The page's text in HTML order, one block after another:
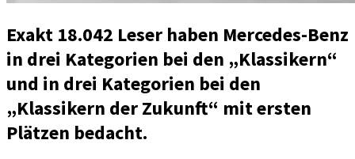
Exakt 18.042 Leser haben Mercedes-Benz
in drei Kategorien bei den „Klassikern“
und in drei Kategorien bei den
„Klassikern der Zukunft“ mit ersten
Plätzen bedacht.